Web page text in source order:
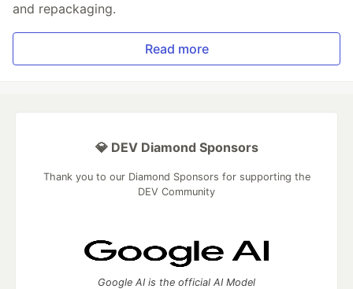
and repackaging.
Read more
💎 DEV Diamond Sponsors
Thank you to our Diamond Sponsors for supporting the
DEV Community
Google AI is the official AI Model